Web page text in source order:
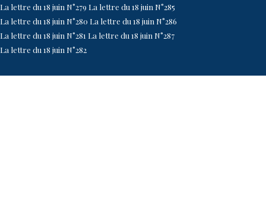
La lettre du 18 juin N°279 La lettre du 18 juin N°285
La lettre du 18 juin N°280 La lettre du 18 juin N°286
La lettre du 18 juin N°281 La lettre du 18 juin N°287
La lettre du 18 juin N°282